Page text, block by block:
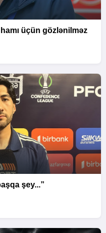
üçün gözlənilməz
şey...”